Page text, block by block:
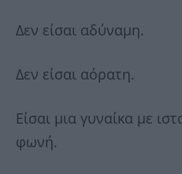
Δεν είσαι αδύναμη.
Δεν είσαι αόρατη.
Είσαι μια γυναίκα με
φωνή.